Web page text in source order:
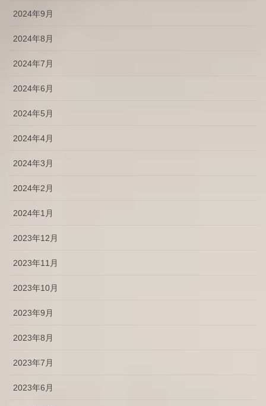
2024年9月
2024年8月
2024年7月
2024年6月
2024年5月
2024年4月
2024年3月
2024年2月
2024年1月
2023年12月
2023年11月
2023年10月
2023年9月
2023年8月
2023年7月
2023年6月